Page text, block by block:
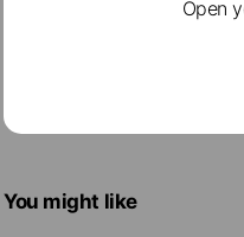
You might like
Open